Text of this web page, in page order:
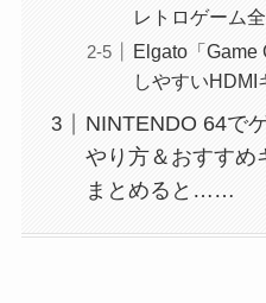
レトロゲーム
Elgato「Game
しやすいHDMI
NINTENDO 64で
やり方＆おすすめ
まとめると……